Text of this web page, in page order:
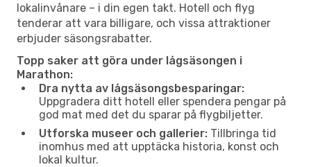
lokalinvånare – i din egen takt. Hotell och flyg
tenderar att vara billigare, och vissa attraktioner
erbjuder säsongsrabatter.
Topp saker att göra under lågsäsongen i
Marathon:
Dra nytta av lågsäsongsbesparingar:
Uppgradera ditt hotell eller spendera pengar på
god mat med det du sparar på flygbiljetter.
Utforska museer och gallerier: Tillbringa tid
inomhus med att upptäcka historia, konst och
lokal kultur.